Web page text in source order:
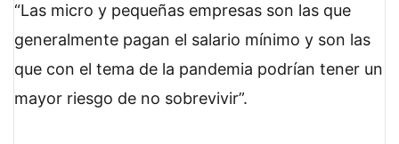
“Las micro y pequeñas empresas son las que
generalmente pagan el salario mínimo y son las
que con el tema de la pandemia podrían tener un
mayor riesgo de no sobrevivir”.